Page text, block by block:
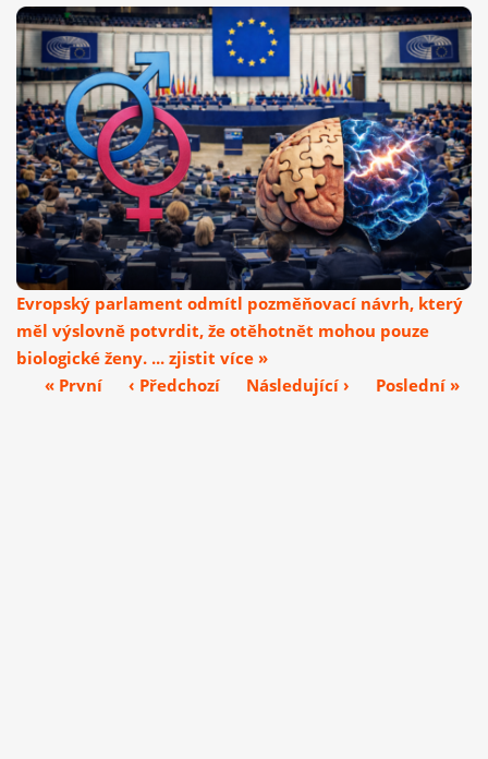
Evropský parlament odmítl pozměňovací návrh, který
měl výslovně potvrdit, že otěhotnět mohou pouze
biologické ženy. ... zjistit více »
« První
‹ Předchozí Následující › Poslední »